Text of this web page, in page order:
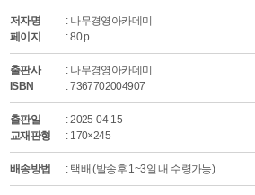
저자명
: 나무경영아카데미
페이지
: 80 p
출판사
: 나무경영아카데미
ISBN
: 7367702004907
출판일
: 2025-04-15
교재판형
: 170×245
배송방법 : 택배 (발송후 1~3일 내 수령가능)